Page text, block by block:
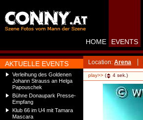
AKTUELLE EVENTS
Verleihung des Goldenen
Johann Strauss an Helga
Papouschek
Bühne Donaupark Presse-
Empfang
Klub 66 im U4 mit Tamara
Mascara
HOME EVENTS
Location: Arena
play>> ( 4 sek.)